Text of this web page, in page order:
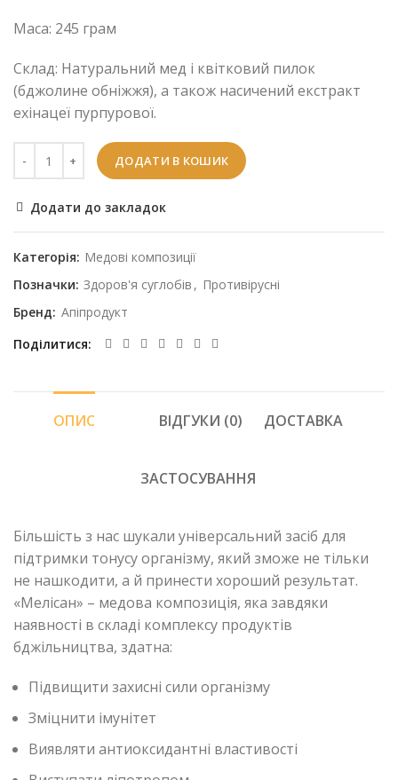
Маса: 245 грам
Склад: Натуральний мед і квітковий пилок
(бджолине обніжжя), а також насичений екстракт
ехінацеї пурпурової.
ДОДАТИ В КОШИК
Додати до закладок
Категорія: Медові композиції
Позначки: Здоров'я суглобів , Противірусні
Бренд: Апіпродукт
Поділитися
ОПИС ВІДГУКИ (0) ДОСТАВКА
ЗАСТОСУВАННЯ
Більшість з нас шукали універсальний засіб для
підтримки тонусу організму, який зможе не тільки
не нашкодити, а й принести хороший результат.
«Мелісан» – медова композиція, яка завдяки
наявності в складі комплексу продуктів
бджільництва, здатна:
Підвищити захисні сили організму
Зміцнити імунітет
Виявляти антиоксидантні властивості